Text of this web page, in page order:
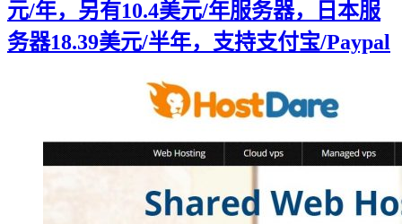
元/年，另有10.4美元/年服务器，日本服
务器18.39美元/半年，支持支付宝/Paypal